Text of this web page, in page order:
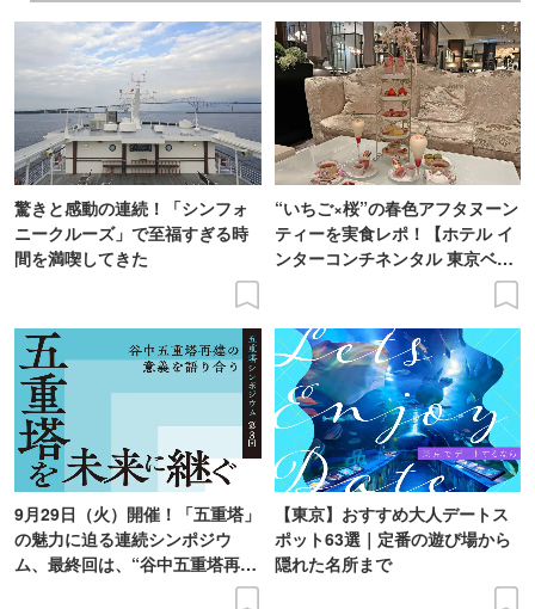
驚きと感動の連続！「シンフォ
ニークルーズ」で至福すぎる時
間を満喫してきた
“いちご×桜”の春色アフタヌーン
ティーを実食レポ！【ホテル イ
ンターコンチネンタル 東京ベ
9月29日（火）開催！「五重塔」
の魅力に迫る連続シンポジウ
ム、最終回は、“谷中五重塔再建
【東京】おすすめ大人デートス
ポット63選｜定番の遊び場から
隠れた名所まで